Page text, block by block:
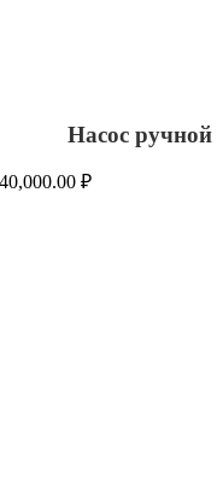
Насос
40,000.00₽